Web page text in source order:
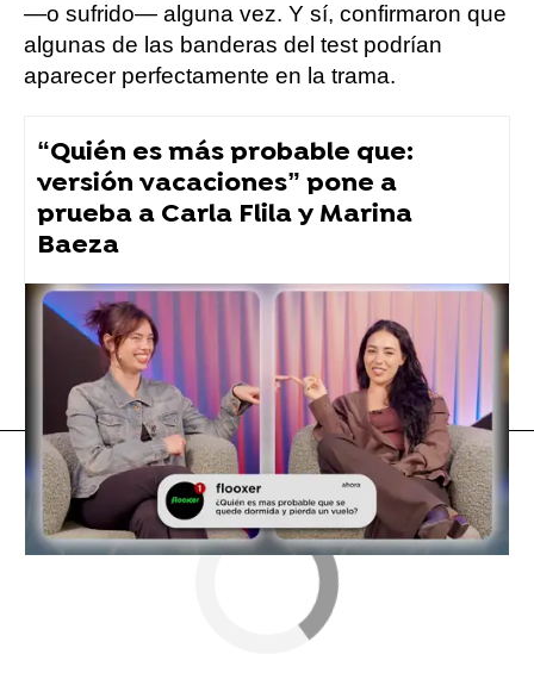
—o sufrido— alguna vez. Y sí, confirmaron que
algunas de las banderas del test podrían
aparecer perfectamente en la trama.
“Quién es más probable que:
versión vacaciones” pone a
prueba a Carla Flila y Marina
Baeza
Carla Flila
Flooxer Now » Formatos » Una novia por vacaciones